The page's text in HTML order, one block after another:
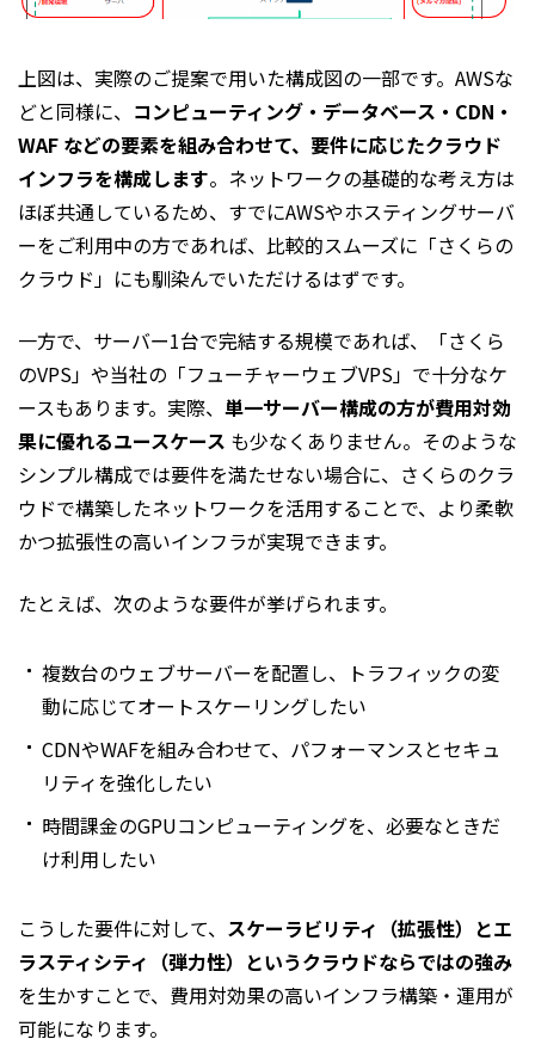
上図は、実際のご提案で用いた構成図の一部です。AWSな
どと同様に、 コンピューティング・データベース・CDN・
WAF などの要素を組み合わせて、要件に応じたクラウド
インフラを構成します。ネットワークの基礎的な考え方は
ほぼ共通しているため、すでにAWSやホスティングサーバ
ーをご利用中の方であれば、比較的スムーズに「さくらの
クラウド」にも馴染んでいただけるはずです。
一方で、サーバー1台で完結する規模であれば、「さくら
のVPS」や当社の「フューチャーウェブVPS」で十分なケ
ースもあります。実際、 単一サーバー構成の方が費用対効
果に優れるユースケース も少なくありません。そのような
シンプル構成では要件を満たせない場合に、さくらのクラ
ウドで構築したネットワークを活用することで、より柔軟
かつ拡張性の高いインフラが実現できます。
たとえば、次のような要件が挙げられます。
複数台のウェブサーバーを配置し、トラフィックの変
動に応じてオートスケーリングしたい
CDNやWAFを組み合わせて、パフォーマンスとセキュ
リティを強化したい
時間課金のGPUコンピューティングを、必要なときだ
け利用したい
こうした要件に対して、 スケーラビリティ（拡張性）とエ
ラスティシティ（弾力性）というクラウドならではの強み
を生かすことで、費用対効果の高いインフラ構築・運用が
可能になります。